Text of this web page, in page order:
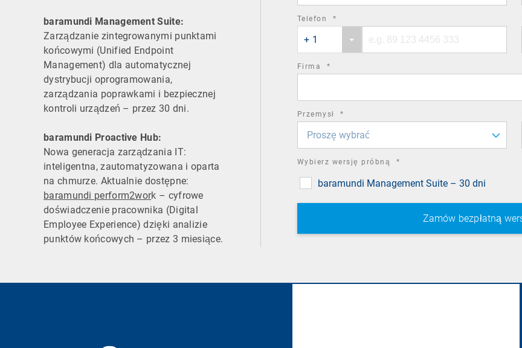
baramundi Management Suite:
Zarządzanie zintegrowanymi punktami
końcowymi (Unified Endpoint
Management) dla automatycznej
dystrybucji oprogramowania,
zarządzania poprawkami i bezpiecznej
kontroli urządzeń – przez 30 dni.
baramundi Proactive Hub:
Nowa generacja zarządzania IT:
inteligentna, zautomatyzowana i oparta
na chmurze. Aktualnie dostępne:
baramundi perform2work – cyfrowe
doświadczenie pracownika (Digital
Employee Experience) dzięki analizie
punktów końcowych – przez 3 miesiące.
Telefon *
country
code
+ 1
number
Firma *
Przemysł *
Proszę wybrać
Wybierz wersję próbną *
baramundi Management Suite – 30 dni